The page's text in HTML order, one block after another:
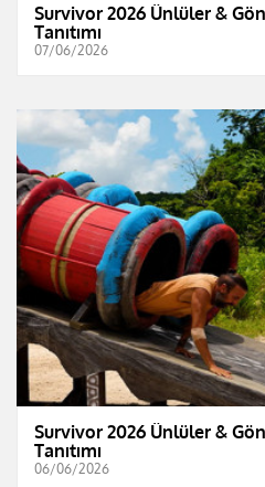
Survivor 2026 Ünlüler &
Tanıtımı
07/06/2026
Survivor 2026 Ünlüler &
Tanıtımı
06/06/2026